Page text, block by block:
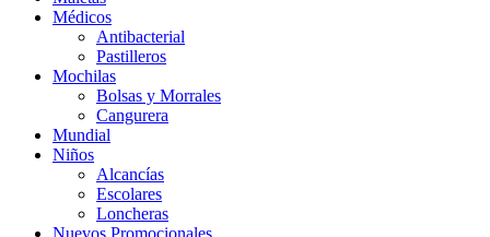
Médicos
Antibacterial
Pastilleros
Mochilas
Bolsas y Morrales
Cangurera
Mundial
Niños
Alcancías
Escolares
Loncheras